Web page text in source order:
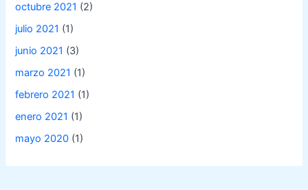
octubre 2021 (2)
julio 2021 (1)
junio 2021 (3)
marzo 2021 (1)
febrero 2021 (1)
enero 2021 (1)
mayo 2020 (1)